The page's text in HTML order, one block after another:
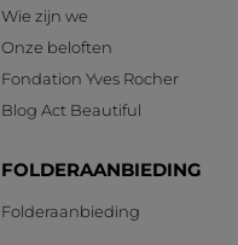
Wie zijn we
Onze beloften
Fondation Yves Rocher
Blog Act Beautiful
FOLDERAANBIEDING
Folderaanbieding